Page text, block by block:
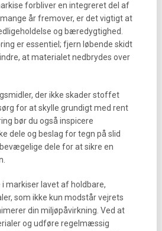
forbliver en integreret del af
år fremover, er det vigtigt at
og bæredygtighed.
er essentiel; fjern løbende skidt
at materialet nedbrydes over
der ikke skader stoffet
for at skylle grundigt med rent
bør du også inspicere
dele og beslag for tegn på slid
dele for at sikre en
markiser lavet af holdbare,
som ikke kun modstår vejrets
din miljøpåvirkning. Ved at
og udføre regelmæssig